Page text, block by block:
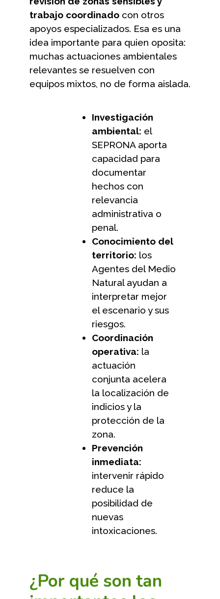
trabajo coordinado con otros
apoyos especializados. Esa es una
idea importante para quien oposita:
muchas actuaciones ambientales
relevantes se resuelven con
equipos mixtos, no de forma aislada.
Investigación
ambiental: el
SEPRONA aporta
capacidad para
documentar
hechos con
relevancia
administrativa o
penal.
Conocimiento del
territorio: los
Agentes del Medio
Natural ayudan a
interpretar mejor
el escenario y sus
riesgos.
Coordinación
operativa: la
actuación
conjunta acelera
la localización de
indicios y la
protección de la
zona.
Prevención
inmediata:
intervenir rápido
reduce la
posibilidad de
nuevas
intoxicaciones.
¿Por qué son tan